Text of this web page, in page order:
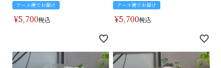
クール便でお届け
¥5,700税込
クール便でお届け
¥5,700税込